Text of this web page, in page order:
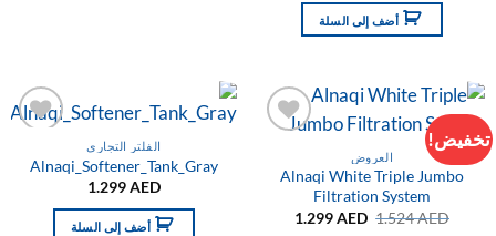
هو:
4.300 AED.
أضف إلى السلة
تخفيض!
العروض
Alnaqi White Triple Jumbo
Filtration System
1.524AED
السعر1.299AED
الفلتر التجاري
Alnaqi_Softener_Tank_Gray
1.299AED
أضف إلى السلة